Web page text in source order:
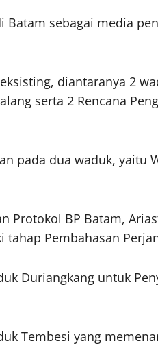
sebagai media
diantaranya 2
serta 2 Rencana
pada dua waduk, yaitu
Protokol BP Batam,
Pembahasan
Duriangkang untuk
Tembesi yang